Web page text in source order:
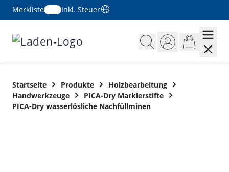
Merkliste
Inkl. Steuer
Startseite Produkte
Holzbearbeitung
Handwerkzeuge
PICA-Dry Markierstifte
PICA-Dry wasserlösliche Nachfüllminen